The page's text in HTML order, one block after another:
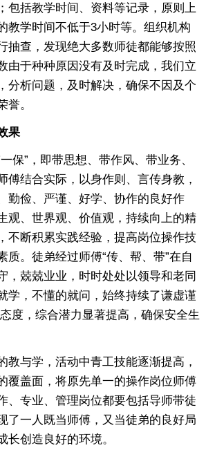
包括教学时间、资料等记录，原则上
教学时间不低于3小时等。组织机构
抽查，发现绝大多数师徒都能够按照
由于种种原因没有及时完成，我们立
分析问题，及时解决，确保不因及个
誉。
果
”，即带思想、带作风、带业务、
傅结合实际，以身作则、言传身教，
勤俭、严谨、好学、协作的良好作
观、世界观、价值观，持续向上的精
不断积累实践经验，提高岗位操作技
质。徒弟经过师傅“传、帮、带”在自
，兢兢业业，时时处处以领导和老同
学，不懂的就问，始终持续了谦虚谨
度，综合潜力显著提高，确保安全生
与学，活动中青工技能逐渐提高，
覆盖面，将原先单一的操作岗位师傅
、专业、管理岗位都要包括导师带徒
了一人既当师傅，又当徒弟的良好局
长创造良好的环境。